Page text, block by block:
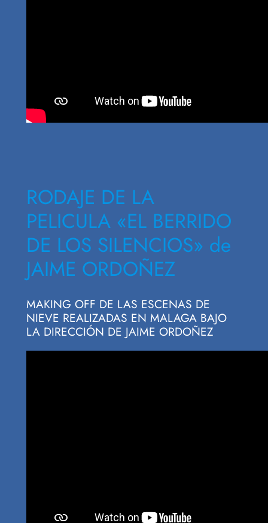
RODAJE DE LA
PELICULA «EL BERRIDO
DE LOS SILENCIOS» de
JAIME ORDOÑEZ
MAKING OFF DE LAS ESCENAS DE
NIEVE REALIZADAS EN MALAGA BAJO
LA DIRECCIÓN DE JAIME ORDOÑEZ